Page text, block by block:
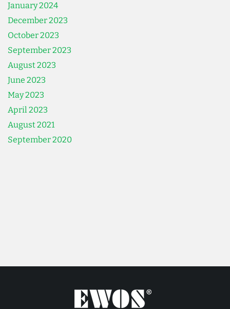
January 2024
December 2023
October 2023
September 2023
August 2023
June 2023
May 2023
April 2023
August 2021
September 2020